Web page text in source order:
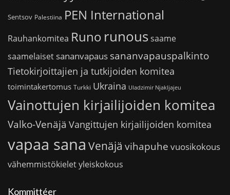
Sentsov Palestiina PEN International
Rauhankomitea Runo runoussaame
saamelaiset sananvapaus sananvapauspalkinto
Tietokirjoittajien ja tutkijoiden komitea
toimintakertomus Turkki Ukraina Uladzimir Njakljajeu
Vainottujen kirjailijoiden komitea
Valko-Venäjä Vangittujen kirjailijoiden komitea
vapaa sana Venäjä vihapuhe vuosikokous
vähemmistökieletyleiskokous
Kommittéer